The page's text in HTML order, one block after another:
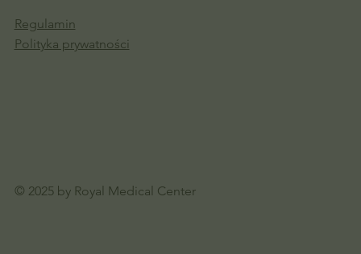
© 2025 by Royal Medical Center
Regulamin
Polityka prywatności